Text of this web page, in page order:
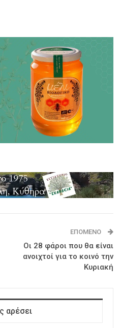
ΕΠΌΜΕΝΟ
Οι 28 φάροι που θα είναι
ανοιχτοί για το κοινό την
Κυριακή
αρέσει